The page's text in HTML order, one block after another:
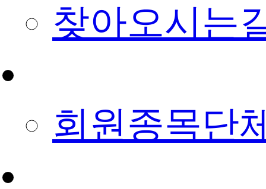
찾아오시는
회원종목단